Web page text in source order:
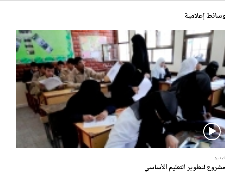
إعلامية
لتطوير التعليم الأساسي